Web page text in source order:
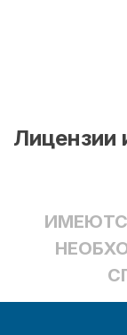
Лицензии